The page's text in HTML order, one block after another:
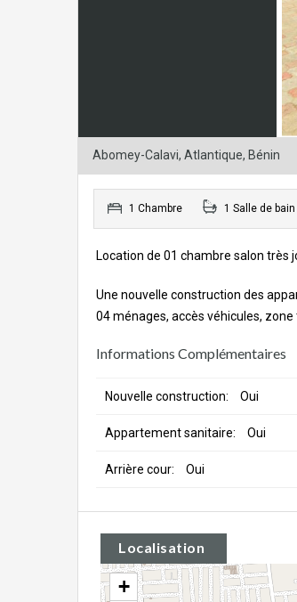
Abomey-Calavi, Atlantique, Bénin
1 Chambre 1 Salle de bain
Location de 01 chambre salon très
Une nouvelle construction des
04 ménages, accès véhicules, zone
Informations Complémentaires
Nouvelle construction: Oui
Appartement sanitaire: Oui
Arrière cour: Oui
Localisation
+